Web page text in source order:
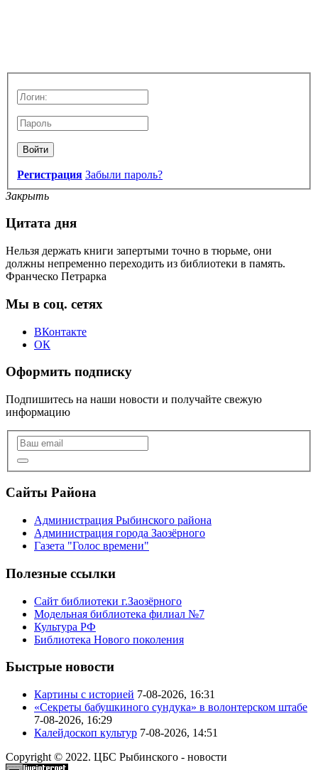
Войти
Регистрация Забыли пароль?
Закрыть
Цитата дня
Нельзя держать книги запертыми точно в тюрьме, они
должны непременно переходить из библиотеки в память.
Франческо Петрарка
Мы в соц. сетях
ВКонтакте
ОК
Оформить подписку
Подпишитесь на наши новости и получайте свежую
информацию
Сайты Района
Администрация Рыбинского района
Администрация города Заозёрного
Газета "Голос времени"
Полезные ссылки
Сайт библиотеки г.Заозёрного
Модельная библиотека филиал №7
Культура РФ
Библиотека Нового поколения
Быстрые новости
Картины с историей 7-08-2026, 16:31
«Секреты бабушкиного сундука» в волонтерском штабе
7-08-2026, 16:29
Калейдоскоп культур 7-08-2026, 14:51
Copyright © 2022. ЦБС Рыбинского - новости